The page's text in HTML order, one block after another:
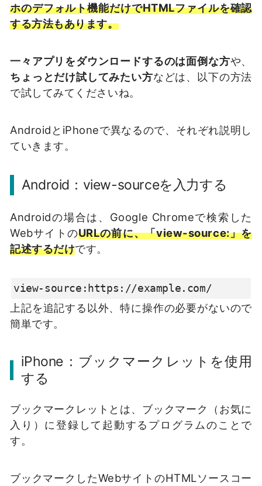
ホのデフォルト機能だけでHTMLファイルを確認
する方法もあります。
一々アプリをダウンロードするのは面倒な方や、
ちょっとだけ試してみたい方などは、以下の方法
で試してみてくださいね。
AndroidとiPhoneで異なるので、それぞれ説明し
ていきます。
Android：view-sourceを入力する
Androidの場合は、Google Chromeで検索した
WebサイトのURLの前に、「view-source:」を
記述するだけです。
view-source:https://example.com/
上記を追記する以外、特に操作の必要がないので
簡単です。
iPhone：ブックマークレットを使用
する
ブックマークレットとは、ブックマーク（お気に
入り）に登録して起動するプログラムのことで
す。
ブックマークしたWebサイトのHTMLソースコー